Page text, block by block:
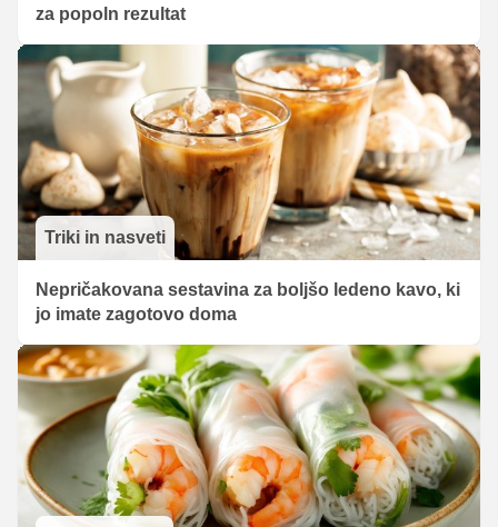
za popoln rezultat
Triki in nasveti
Nepričakovana sestavina za boljšo ledeno kavo, ki
jo imate zagotovo doma